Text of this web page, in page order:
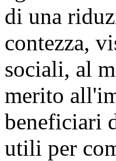
di una
contezza,
sociali, al
merito
beneficiari
utili per